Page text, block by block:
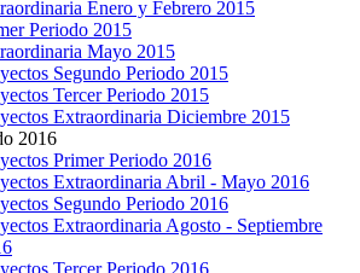
Enero y Febrero 2015
Periodo 2015
Mayo 2015
Segundo Periodo 2015
Tercer Periodo 2015
Extraordinaria Diciembre 2015
2016
Primer Periodo 2016
Extraordinaria Abril - Mayo 2016
Segundo Periodo 2016
Extraordinaria Agosto - Septiembre
Tercer Periodo 2016